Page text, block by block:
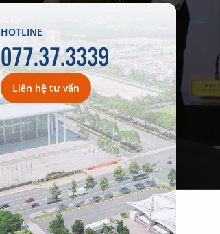
HOTLINE
077.37.3339
Liên hệ tư vấn